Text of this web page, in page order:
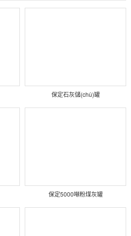
保定石灰儲(chǔ)罐
保定5000噸粉煤灰罐